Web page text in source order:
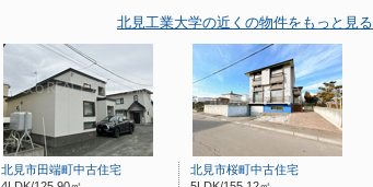
北見工業大学の近くの物件をもっと見る
北見市田端町中古住宅
北見市桜町中古住宅